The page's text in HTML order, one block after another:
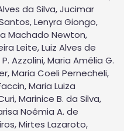
da Silva, Jucimar
Lenyra Giongo,
Machado Newton,
Leite, Luiz Alves de
Azzolini, Maria Amélia G.
Maria Coeli Pernecheli,
Maria Luiza
Marinice B. da Silva,
Noêmia A. de
Mirtes Lazaroto,